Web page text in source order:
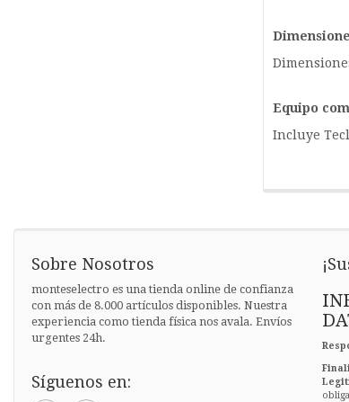
Equipo
Incluye
Sobre Nosotros
monteselectro es una tienda online de confianza
con más de 8.000 artículos disponibles. Nuestra
experiencia como tienda física nos avala. Envíos
urgentes 24h.
Síguenos en: